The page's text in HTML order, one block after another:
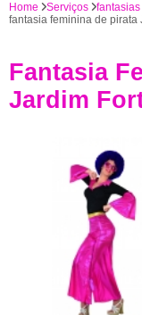
Home Serviços
fantasia feminina de pirata
Fantasia
Jardim